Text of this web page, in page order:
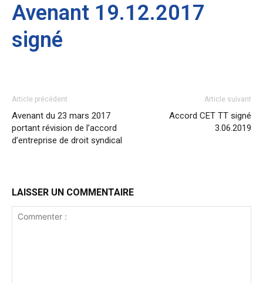
Avenant 19.12.2017
signé
Article précédent
Avenant du 23 mars 2017
portant révision de l’accord
d’entreprise de droit syndical
Article suivant
Accord CET TT signé
3.06.2019
LAISSER UN COMMENTAIRE